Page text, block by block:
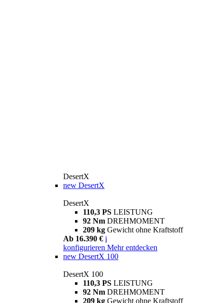
DesertX
new DesertX
DesertX
110,3 PS LEISTUNG
92 Nm DREHMOMENT
209 kg Gewicht ohne Kraftstoff
Ab 16.390 € i
konfigurieren Mehr entdecken
new DesertX 100
DesertX 100
110,3 PS LEISTUNG
92 Nm DREHMOMENT
209 kg Gewicht ohne Kraftstoff